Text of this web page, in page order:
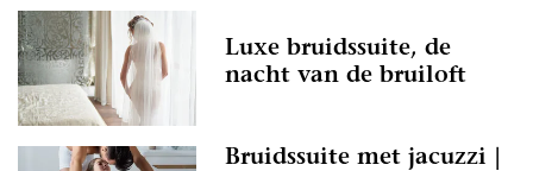
Luxe bruidssuite, de
nacht van de bruiloft
Bruidssuite met jacuzzi |